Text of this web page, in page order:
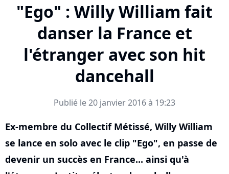
"Ego" : Willy William fait
danser la France et
l'étranger avec son hit
dancehall
Publié le 20 janvier 2016 à 19:23
Ex-membre du Collectif Métissé, Willy William
se lance en solo avec le clip "Ego", en passe de
devenir un succès en France... ainsi qu'à